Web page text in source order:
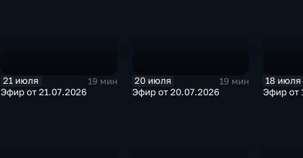
21 июля
19 мин
Эфир от 21.07.2026
20 июля
19 мин
Эфир от 20.07.2026
18 июля
Эфир от